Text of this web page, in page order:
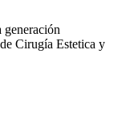
Cirugía Estetica y